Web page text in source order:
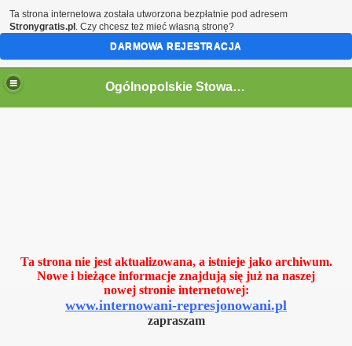
Ogólnopolskie Stowarzyszenie Internowanych i Represjonowanych
Ta strona nie jest aktualizowana, a istnieje jako archiwum.
Nowe i bieżące informacje znajdują się już na naszej
nowej stronie internetowej:
www.internowani-represjonowani.pl
zapraszam
Ta strona internetowa została utworzona bezpłatnie pod adresem
Stronygratis.pl . Czy chcesz też mieć własną stronę?
DARMOWA REJESTRACJA